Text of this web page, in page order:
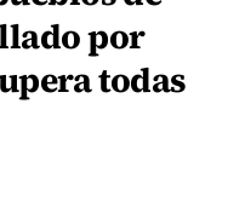
por
todas